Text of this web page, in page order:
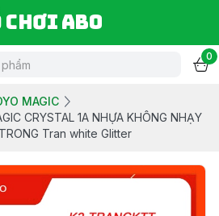
chơi ABO
0
MAGIC
CRYSTAL 1A NHỰA KHÔNG NHẠY
Tran white Glitter